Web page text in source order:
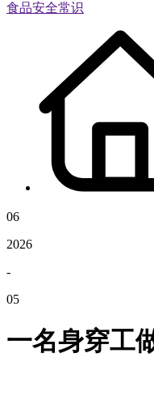
食品安全常识
06
2026
-
05
一名身穿工